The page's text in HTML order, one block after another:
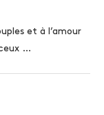
et à l’amour
…